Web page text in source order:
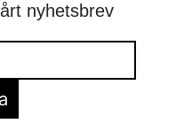
nyhetsbrev